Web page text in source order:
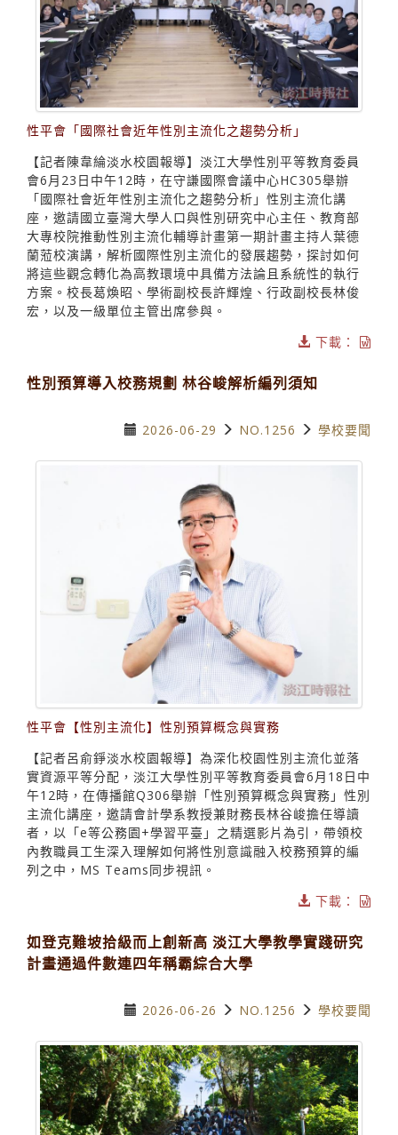
性平會「國際社會近年性別主流化之趨勢分析」
【記者陳韋綸淡水校園報導】淡江大學性別平等教育委員
會6月23日中午12時，在守謙國際會議中心HC305舉辦
「國際社會近年性別主流化之趨勢分析」性別主流化講
座，邀請國立臺灣大學人口與性別研究中心主任、教育部
大專校院推動性別主流化輔導計畫第一期計畫主持人葉德
蘭蒞校演講，解析國際性別主流化的發展趨勢，探討如何
將這些觀念轉化為高教環境中具備方法論且系統性的執行
方案。校長葛煥昭、學術副校長許輝煌、行政副校長林俊
宏，以及一級單位主管出席參與。
下載：
性別預算導入校務規劃 林谷峻解析編列須知
2026-06-29 NO.1256 學校要聞
性平會【性別主流化】性別預算概念與實務
【記者呂俞錚淡水校園報導】為深化校園性別主流化並落
實資源平等分配，淡江大學性別平等教育委員會6月18日中
午12時，在傳播館Q306舉辦「性別預算概念與實務」性別
主流化講座，邀請會計學系教授兼財務長林谷峻擔任導讀
者，以「e等公務園+學習平臺」之精選影片為引，帶領校
內教職員工生深入理解如何將性別意識融入校務預算的編
列之中，MS Teams同步視訊。
下載：
如登克難坡拾級而上創新高 淡江大學教學實踐研究
計畫通過件數連四年稱霸綜合大學
2026-06-26 NO.1256 學校要聞